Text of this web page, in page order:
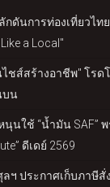
กดันการท่องเที่ยวไท
a Local"
ไชส์สร้างอาชีพ" โรด
บน
นุนใช้ “น้ำมัน SAF”
ดีเดย์ 2569
ลฯ ประกาศเก็บภาษี